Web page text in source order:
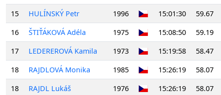
15
HULÍNSKÝ Petr 1996 15:01:30
59.67
16
ŠTIŤÁKOVÁ Adéla 1975 15:08:50
59.19
17
LEDEREROVÁ Kamila 1973 15:19:58
58.47
18
RAJDLOVÁ Monika 1985 15:26:19
58.07
18
RAJDL Lukáš 1976 15:26:19
58.07